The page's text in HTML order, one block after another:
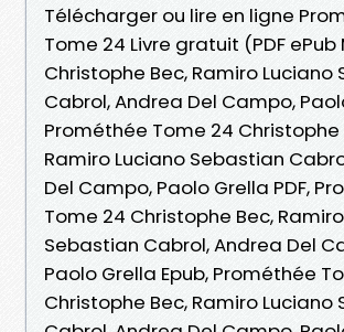
Télécharger ou lire en ligne
Tome 24 Livre gratuit (PDF
Christophe Bec, Ramiro Luciano
Cabrol, Andrea Del Campo,
Prométhée Tome 24 Christophe
Ramiro Luciano Sebastian
Del Campo, Paolo Grella PDF,
Tome 24 Christophe Bec,
Sebastian Cabrol, Andrea Del
Paolo Grella Epub, Prométhée
Christophe Bec, Ramiro Luciano